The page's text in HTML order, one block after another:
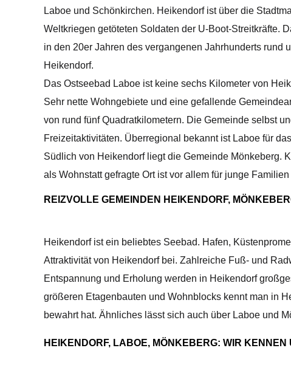
Laboe und Schönkirchen. Heikendorf ist über die
Weltkriegen getöteten Soldaten der U-Boot-Streitkräfte.
in den 20er Jahren des vergangenen Jahrhunderts
Heikendorf.
Das Ostseebad Laboe ist keine sechs Kilometer von
Sehr nette Wohngebiete und eine gefallende
von rund fünf Quadratkilometern. Die Gemeinde selbst
Freizeitaktivitäten. Überregional bekannt ist Laboe für
Südlich von Heikendorf liegt die Gemeinde Mönkeberg.
als Wohnstatt gefragte Ort ist vor allem für junge
REIZVOLLE GEMEINDEN HEIKENDORF,
Heikendorf ist ein beliebtes Seebad. Hafen,
Attraktivität von Heikendorf bei. Zahlreiche Fuß- und
Entspannung und Erholung werden in Heikendorf
größeren Etagenbauten und Wohnblocks kennt man in
bewahrt hat. Ähnliches lässt sich auch über Laboe und
HEIKENDORF, LABOE, MÖNKEBERG: WIR KENNEN